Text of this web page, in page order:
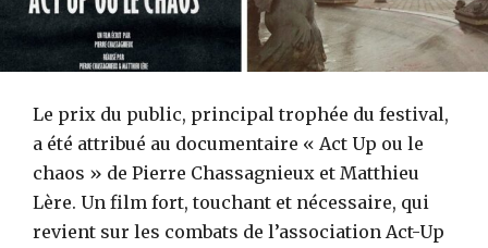
Le prix du public, principal trophée du festival,
a été attribué au documentaire « Act Up ou le
chaos » de Pierre Chassagnieux et Matthieu
Lère. Un film fort, touchant et nécessaire, qui
revient sur les combats de l’association Act-Up